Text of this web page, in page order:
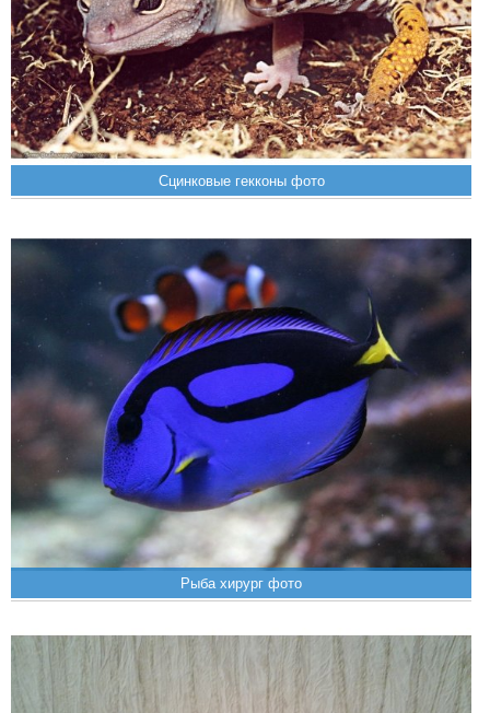
Сцинковые гекконы фото
Рыба хирург фото